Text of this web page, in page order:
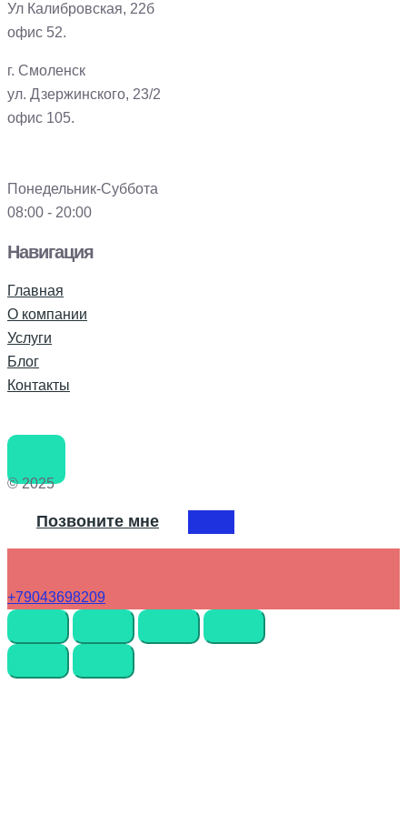
Ул Калибровская, 22б
офис 52.
г. Смоленск
ул. Дзержинского, 23/2
офис 105.
Понедельник-Суббота
08:00 - 20:00
Навигация
Главная
О компании
Услуги
Блог
Контакты
© 2025
Позвоните мне
+79043698209